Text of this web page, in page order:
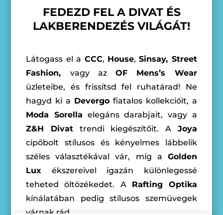
FEDEZD FEL A DIVAT ÉS
LAKBERENDEZÉS VILÁGÁT!
Látogass el a CCC, House,Sinsay, Street
Fashion, vagy azOF Mens’s Wear
üzleteibe, és frissítsd fel ruhatárad! Ne
hagyd ki a Devergo fiatalos kollekcióit, a
Moda Sorella elegáns darabjait, vagy a
Z&H Divat trendi kiegészítőit. A Joya
cipőbolt stílusos és kényelmes lábbelik
széles választékával vár, míg a Golden
Lux ékszereivel igazán különlegessé
teheted öltözékedet. A Rafting Optika
kínálatában pedig stílusos szemüvegek
várnak rád.